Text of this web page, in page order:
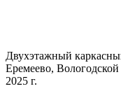
Двухэтажный
Еремеево, Вологодской
2025 г.